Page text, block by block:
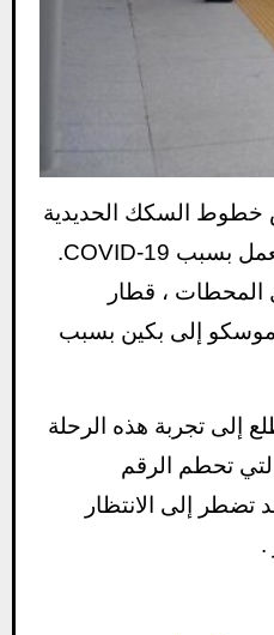
خطوط السكك الحديدية
المدرجة في الطريق لا تعمل بسبب COVID-19.
المحطات ، قطار
إلى بكين بسبب
إلى تجربة هذه الرحلة
تحطم الرقم
تضطر إلى الانتظار
.